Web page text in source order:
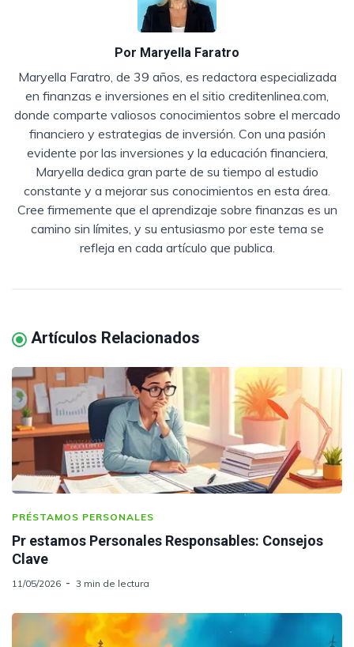
Por Maryella Faratro
Maryella Faratro, de 39 años, es redactora especializada
en finanzas e inversiones en el sitio creditenlinea.com,
donde comparte valiosos conocimientos sobre el mercado
financiero y estrategias de inversión. Con una pasión
evidente por las inversiones y la educación financiera,
Maryella dedica gran parte de su tiempo al estudio
constante y a mejorar sus conocimientos en esta área.
Cree firmemente que el aprendizaje sobre finanzas es un
camino sin límites, y su entusiasmo por este tema se
refleja en cada artículo que publica.
Artículos Relacionados
PRÉSTAMOS PERSONALES
Pr estamos Personales Responsables: Consejos
Clave
11/05/2026 3 min de lectura